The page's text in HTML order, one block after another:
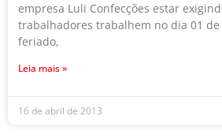
empresa Luli Confecções estar
trabalhadores trabalhem no dia 01 de
feriado,
Leia mais »
16 de abril de 2013